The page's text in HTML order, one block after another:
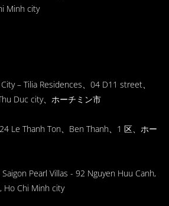
Minh city
– Tilia Residences、04 D11 street、
Duc city、ホーチミン市
Le Thanh Ton、Ben Thanh、1 区、ホー
Pearl Villas - 92 Nguyen Huu Canh,
Ho Chi Minh city